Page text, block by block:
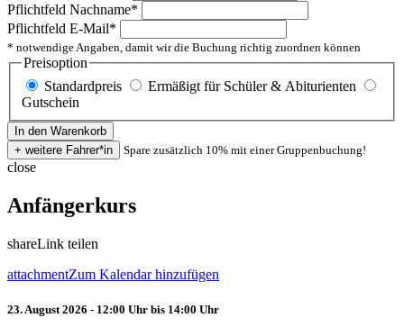
Pflichtfeld Nachname*
Pflichtfeld E-Mail*
* notwendige Angaben, damit wir die Buchung richtig zuordnen können
Preisoption
Standardpreis
Ermäßigt für Schüler & Abiturienten
Gutschein
Spare zusätzlich 10% mit einer Gruppenbuchung!
close
Anfängerkurs
shareLink teilen
attachmentZum Kalendar hinzufügen
23. August 2026 - 12:00 Uhr bis 14:00 Uhr